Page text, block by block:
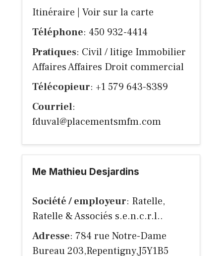
Itinéraire
Voir sur la carte
Téléphone: 450 932-4414
Pratiques: Civil / litige Immobilier
Affaires Affaires Droit commercial
Télécopieur: +1 579 643-8389
Courriel:
fduval@placementsmfm.com
Me Mathieu Desjardins
Société / employeur: Ratelle,
Ratelle & Associés s.e.n.c.r.l..
Adresse: 784 rue Notre-Dame
Bureau 203,Repentigny,J5Y1B5